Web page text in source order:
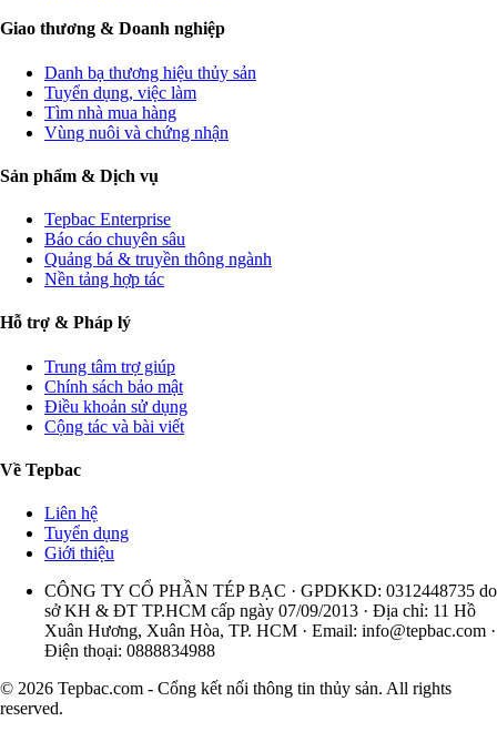
Giao thương & Doanh nghiệp
Danh bạ thương hiệu thủy sản
Tuyển dụng, việc làm
Tìm nhà mua hàng
Vùng nuôi và chứng nhận
Sản phẩm & Dịch vụ
Tepbac Enterprise
Báo cáo chuyên sâu
Quảng bá & truyền thông ngành
Nền tảng hợp tác
Hỗ trợ & Pháp lý
Trung tâm trợ giúp
Chính sách bảo mật
Điều khoản sử dụng
Cộng tác và bài viết
Về Tepbac
Liên hệ
Tuyển dụng
Giới thiệu
CÔNG TY CỔ PHẦN TÉP BẠC · GPDKKD: 0312448735 do
sở KH & ĐT TP.HCM cấp ngày 07/09/2013 · Địa chỉ: 11 Hồ
Xuân Hương, Xuân Hòa, TP. HCM · Email: info@tepbac.com ·
Điện thoại: 0888834988
© 2026 Tepbac.com - Cổng kết nối thông tin thủy sản. All rights
reserved.